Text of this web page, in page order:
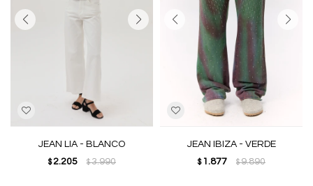
JEAN LIA - BLANCO
$ 2.205 $3.990
JEAN IBIZA - VERDE
$ 1.877 $9.890